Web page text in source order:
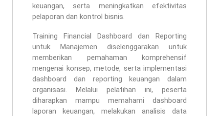
keuangan, serta meningkatkan efektivitas
pelaporan dan kontrol bisnis.
Training Financial Dashboard dan Reporting
untuk Manajemen diselenggarakan untuk
memberikan pemahaman komprehensif
mengenai konsep, metode, serta implementasi
dashboard dan reporting keuangan dalam
organisasi. Melalui pelatihan ini, peserta
diharapkan mampu memahami dashboard
laporan keuangan, melakukan analisis data